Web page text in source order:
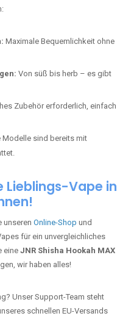
Maximale Bequemlichkeit ohne
Von süß bis herb – es gibt
Zubehör erforderlich, einfach
Modelle sind bereits mit
Lieblings-Vape in
unseren Online-Shop und
für ein unvergleichliches
eine JNR Shisha Hookah MAX
wir haben alles!
Unser Support-Team steht
schnellen EU-Versands